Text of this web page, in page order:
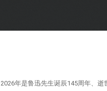
2026年是鲁迅先生诞辰145周年、